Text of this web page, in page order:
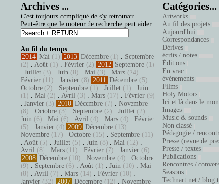
Archives ...
C'est toujours compliqué de s'y retrouver...
Peut-être que le moteur de recherche peut aider :
Au fil du temps :
2014 Mai (1) 2013 Décembre (1) . Septembre
(2) . Août (1) . Février (2) 2012 Septembre (1)
. Juillet (3) . Juin (8) . Mai (3) . Mars (24) .
Février (11) . Janvier (8) 2011 Décembre (5) .
Octobre (2) . Septembre (1) . Juillet (1) . Juin
(1) . Mai (2) . Avril (3) . Mars (17) . Février (9)
. Janvier (3) 2010 Décembre (7) . Novembre
(8) . Octobre (3) . Septembre (2) . Juillet (2) .
Juin (6) . Mai (6) . Avril (4) . Mars (4) . Février
(5) . Janvier (4) 2009 Décembre (13) .
Novembre (17) . Octobre (15) . Septembre (11)
. Août (5) . Juillet (5) . Juin (8) . Mai (12) .
Avril (8) . Mars (11) . Février (7) . Janvier (6)
2008 Décembre (10) . Novembre (4) . Octobre
(9) . Septembre (6) . Août (1) . Juin (10) . Mai
(8) . Avril (7) . Mars (14) . Février (10) .
Janvier (32) 2007 Décembre (12) . Novembre
Catégories...
Artworks
Au fil des projets
Aujourd'hui
Correspondances
Dérives
écrits / notes
Éditions
En vrac
évènements
Films
Holy Motors
Ici et là dans le
Images
Music & sounds
Non classé
Pédagogie /
Presse (revue de
Presse / textes
Publications
Rencontres /
Seasons
Technart.net /